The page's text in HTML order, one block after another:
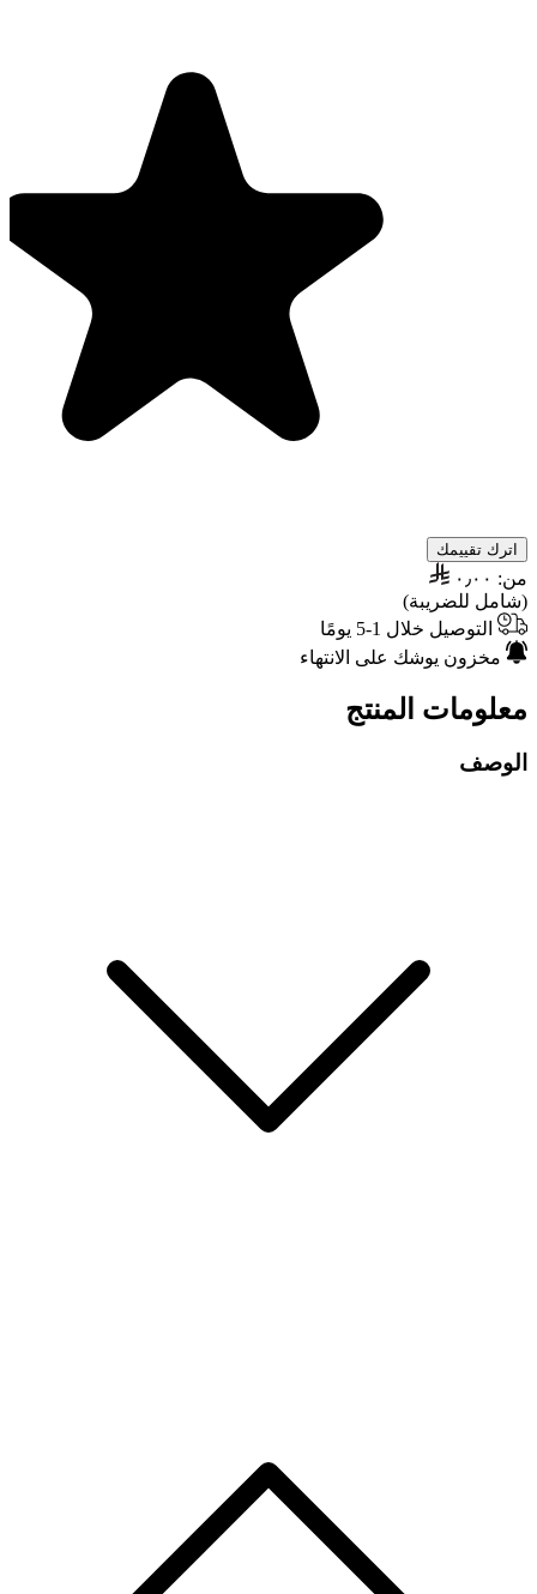
اترك تقييمك
من: ٠٫٠٠
(شامل للضريبة)
التوصيل خلال 1-5 يومًا
مخزون يوشك على الانتهاء
معلومات المنتج
الوصف